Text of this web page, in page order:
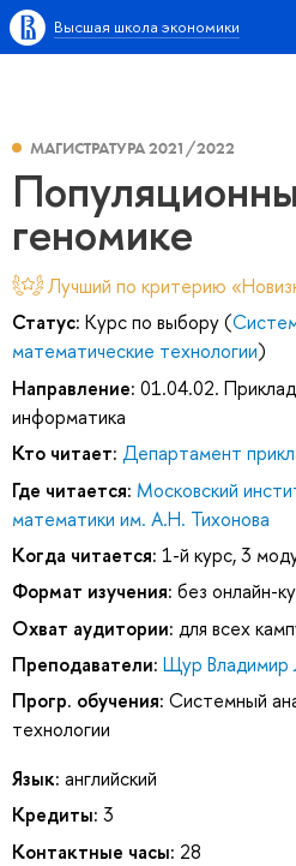
Высшая школа экономики
МАГИСТРАТУРА 2021/2022
геномике
Лучший по критерию
Статус: Курс по выбору (
математические технологии)
Направление: 01.04.02.
информатика
Кто читает: Департамент
Где читается: Московский
математики им. А.Н. Тихонова
Когда читается: 1-й курс, 3
Формат изучения: без онлайн-
Охват аудитории: для всех
Преподаватели: Щур Владимир
Прогр. обучения: Системный
технологии
Язык: английский
Кредиты: 3
Контактные часы: 28